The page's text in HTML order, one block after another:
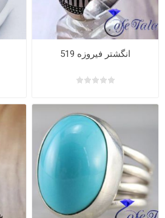
انگشتر فیروزه 519